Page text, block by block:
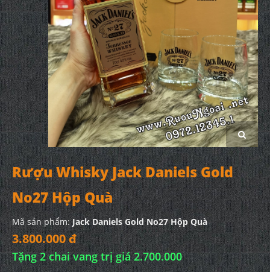
Rượu Whisky Jack Daniels Gold
No27 Hộp Quà
Mã sản phẩm:Jack Daniels Gold No27 Hộp Quà
3.800.000 đ
Tặng 2 chai vang trị giá 2.700.000